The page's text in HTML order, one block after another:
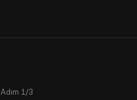
Adım 1/3